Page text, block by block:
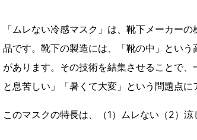
「ムレない冷感マスク」は、靴下メーカー
品です。靴下の製造には、「靴の中」とい
があります。その技術を結集させることで
と息苦しい」「暑くて大変」という問題点に
このマスクの特長は、（1）ムレない（2）